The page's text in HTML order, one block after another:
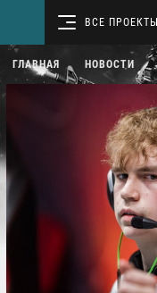
ВСЕ ПРОЕКТЫ
ГЛАВНАЯ НОВОСТИ